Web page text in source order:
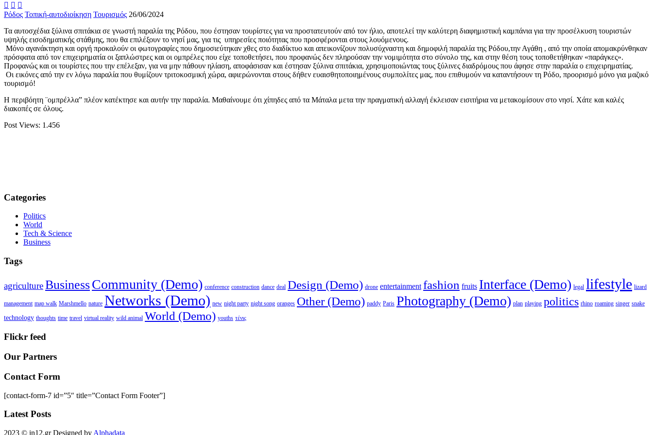
  
Ρόδος Τοπική-αυτοδιοίκηση Τουρισμός 26/06/2024
Τα αυτοσχέδια ξύλινα σπιτάκια σε γνωστή παραλία της Ρόδου, που έστησαν τουρίστες για να προστατευτούν από τον ήλιο, αποτελεί την καλύτερη διαφημιστική καμπάνια για την προσέλκυση τουριστών
υψηλής εισοδηματικής στάθμης, που θα επιλέξουν το νησί μας, για τις υπηρεσίες ποιότητας που προσφέρονται στους λουόμενους.
Μόνο αγανάκτηση και οργή προκαλούν οι φωτογραφίες που δημοσιεύτηκαν χθες στο διαδίκτυο και απεικονίζουν πολυσύχναστη και δημοφιλή παραλία της Ρόδου,την Αγάθη , από την οποία απομακρύνθηκαν
πρόσφατα από τον επιχειρηματία οι ξαπλώστρες και οι ομπρέλες που είχε τοποθετήσει, που προφανώς δεν πληρούσαν την νομιμότητα στο σύνολο της, και στην θέση τους τοποθετήθηκαν «παράγκες».
Προφανώς και οι τουρίστες που την επέλεξαν, για να μην πάθουν ηλίαση, αποφάσισαν και έστησαν ξύλινα σπιτάκια, χρησιμοποιώντας τους ξύλινες διαδρόμους που άφησε στην παραλία ο επιχειρηματίας.
Οι εικόνες από την εν λόγω παραλία που θυμίζουν τριτοκοσμική χώρα, αφιερώνονται στους δήθεν ευαισθητοποιημένους συμπολίτες μας, που επιθυμούν να καταντήσουν τη Ρόδο, προορισμό μόνο για μαζικό
τουρισμό!
Η περιβόητη ¨ομπρέλλα” πλέον κατέκτησε και αυτήν την παραλία. Μαθαίνουμε ότι χίπηδες από τα Μάταλα μετα την πραγματική αλλαγή έκλεισαν εισιτήρια να μετακομίσουν στο νησί. Χάτε και καλές
διακοπές σε όλους.
Post Views: 1.456
Categories
Politics
World
Tech & Science
Business
Tags
agricultureBusinessCommunity (Demo) conference construction dance deal Design (Demo) drone entertainment fashion fruits Interface (Demo) legal lifestyle lizard
management map walk Marshmello nature Networks (Demo) new night party night song oranges Other (Demo) paddy Paris Photography (Demo) plan playing politics rhino roaming singer snake
technology thoughts time travel virtual reality wild animal World (Demo) youths τένις
Flickr feed
Our Partners
Contact Form
[contact-form-7 id=”5″ title=”Contact Form Footer”]
Latest Posts
2023 © in12.gr Designed by Alphadata